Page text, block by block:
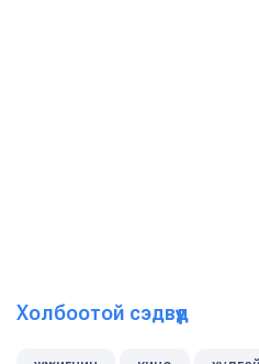
Холбоотой сэдвүүд